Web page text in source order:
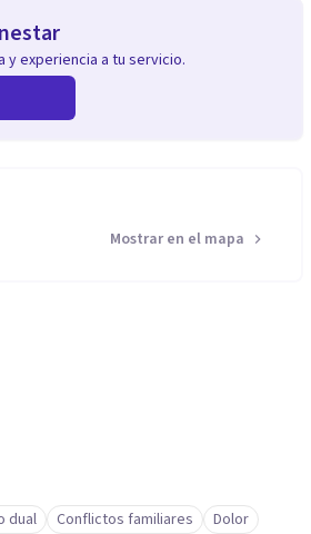
y experiencia a tu servicio.
Mostrar en el mapa
dual Conflictos familiares
Dolor